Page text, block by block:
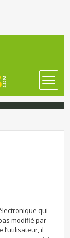
qui
modifié par
il